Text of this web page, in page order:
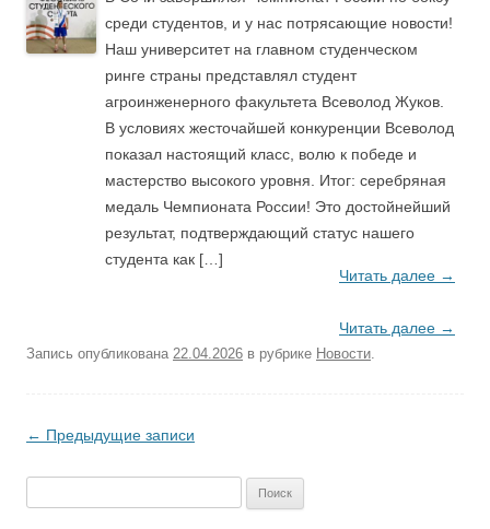
среди студентов, и у нас потрясающие новости!
Наш университет на главном студенческом
ринге страны представлял студент
агроинженерного факультета Всеволод Жуков.
В условиях жесточайшей конкуренции Всеволод
показал настоящий класс, волю к победе и
мастерство высокого уровня. Итог: серебряная
медаль Чемпионата России! Это достойнейший
результат, подтверждающий статус нашего
студента как […]
Читать далее →
Читать далее →
Запись опубликована 22.04.2026 в рубрике Новости
Навигация по записям
← Предыдущие записи